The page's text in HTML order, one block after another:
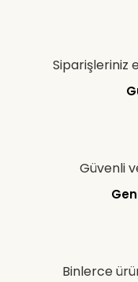
Siparişleriniz
Güvenli
Binlerce